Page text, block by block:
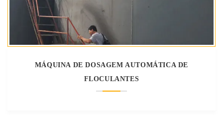
MÁQUINA DE DOSAGEM AUTOMÁTICA DE
FLOCULANTES